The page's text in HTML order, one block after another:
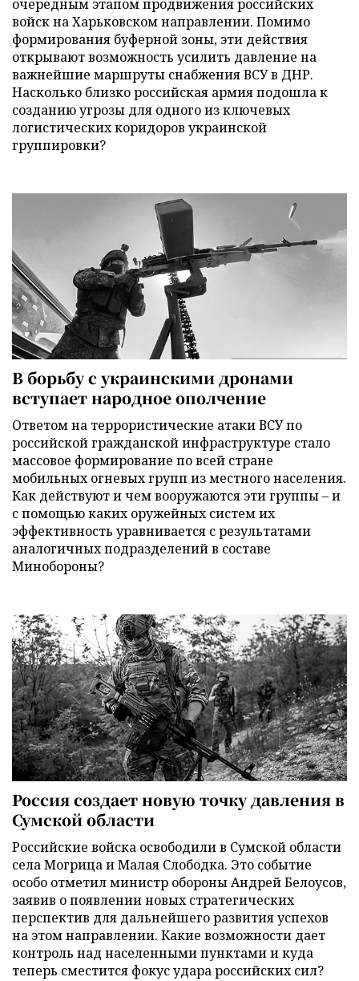
очередным этапом продвижения российских
войск на Харьковском направлении. Помимо
формирования буферной зоны, эти действия
открывают возможность усилить давление на
важнейшие маршруты снабжения ВСУ в ДНР.
Насколько близко российская армия подошла к
созданию угрозы для одного из ключевых
логистических коридоров украинской
группировки?
В борьбу с украинскими дронами
вступает народное ополчение
Ответом на террористические атаки ВСУ по
российской гражданской инфраструктуре стало
массовое формирование по всей стране
мобильных огневых групп из местного населения.
Как действуют и чем вооружаются эти группы – и
с помощью каких оружейных систем их
эффективность уравнивается с результатами
аналогичных подразделений в составе
Минобороны?
Россия создает новую точку давления в
Сумской области
Российские войска освободили в Сумской области
села Могрица и Малая Слободка. Это событие
особо отметил министр обороны Андрей Белоусов,
заявив о появлении новых стратегических
перспектив для дальнейшего развития успехов
на этом направлении. Какие возможности дает
контроль над населенными пунктами и куда
теперь сместится фокус удара российских сил?